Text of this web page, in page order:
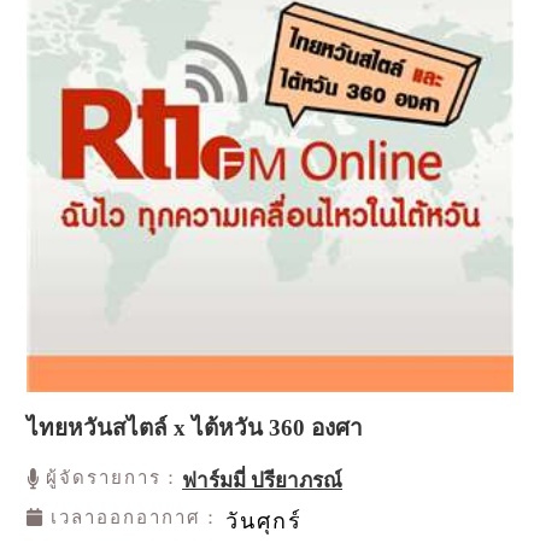
ไทยหวันสไตล์ x ไต้หวัน 360 องศา
ผู้จัดรายการ： ฟาร์มมี่ ปรียาภรณ์
เวลาออกอากาศ： วันศุกร์